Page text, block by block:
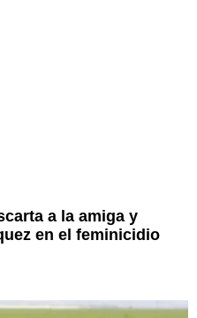
en el feminicidio